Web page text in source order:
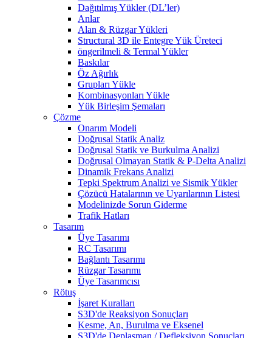
Dağıtılmış Yükler (DL’ler)
Anlar
Alan & Rüzgar Yükleri
Structural 3D ile Entegre Yük Üreteci
öngerilmeli & Termal Yükler
Baskılar
Öz Ağırlık
Grupları Yükle
Kombinasyonları Yükle
Yük Birleşim Şemaları
Çözme
Onarım Modeli
Doğrusal Statik Analiz
Doğrusal Statik ve Burkulma Analizi
Doğrusal Olmayan Statik & P-Delta Analizi
Dinamik Frekans Analizi
Tepki Spektrum Analizi ve Sismik Yükler
Çözücü Hatalarının ve Uyarılarının Listesi
Modelinizde Sorun Giderme
Trafik Hatları
Tasarım
Üye Tasarımı
RC Tasarımı
Bağlantı Tasarımı
Rüzgar Tasarımı
Üye Tasarımcısı
Rötuş
İşaret Kuralları
S3D'de Reaksiyon Sonuçları
Kesme, An, Burulma ve Eksenel